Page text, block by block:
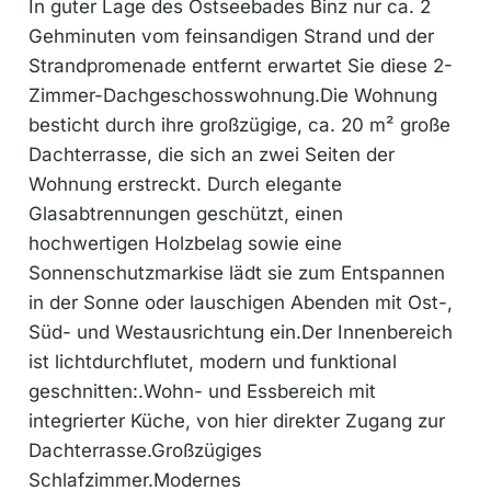
In guter Lage des Ostseebades Binz nur ca. 2
Gehminuten vom feinsandigen Strand und der
Strandpromenade entfernt erwartet Sie diese 2-
Zimmer-Dachgeschosswohnung.Die Wohnung
besticht durch ihre großzügige, ca. 20 m² große
Dachterrasse, die sich an zwei Seiten der
Wohnung erstreckt. Durch elegante
Glasabtrennungen geschützt, einen
hochwertigen Holzbelag sowie eine
Sonnenschutzmarkise lädt sie zum Entspannen
in der Sonne oder lauschigen Abenden mit Ost-,
Süd- und Westausrichtung ein.Der Innenbereich
ist lichtdurchflutet, modern und funktional
geschnitten:.Wohn- und Essbereich mit
integrierter Küche, von hier direkter Zugang zur
Dachterrasse.Großzügiges
Schlafzimmer.Modernes